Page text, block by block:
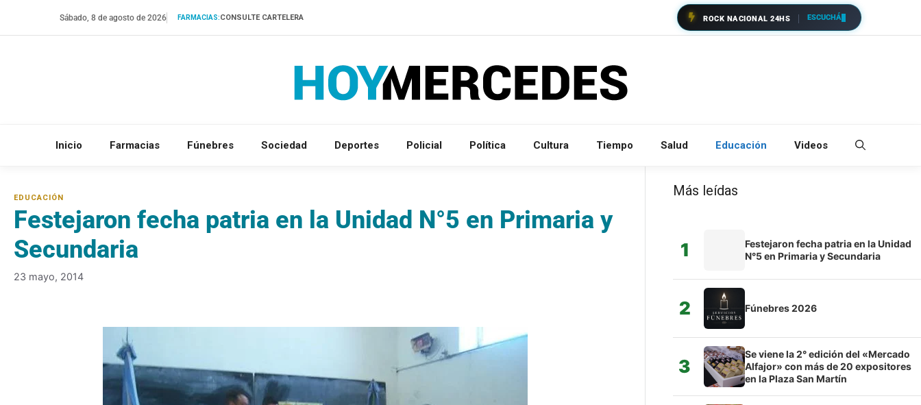
Sábado, 8 de agosto de 2026 FARMACIAS:CONSULTE CARTELERA ROCK NACIONAL 24HS ESCUCHÁ
Inicio Farmacias Fúnebres Sociedad Deportes Policial Política Cultura Tiempo Salud Educación Videos
Festejaron fecha patria en la Unidad N°5 en Primaria y
Secundaria
23 mayo, 2014
Más leídas
1
Festejaron fecha patria en la Unidad
N°5 en Primaria y Secundaria
2 Fúnebres 2026
3
Se viene la 2° edición del «Mercado
Alfajor» con más de 20 expositores
en la Plaza San Martín